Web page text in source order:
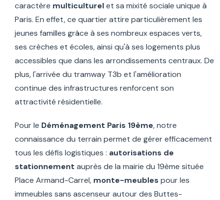
caractère multiculturelet sa mixité sociale unique à
Paris. En effet, ce quartier attire particulièrement les
jeunes familles grâce à ses nombreux espaces verts,
ses crèches et écoles, ainsi qu'à ses logements plus
accessibles que dans les arrondissements centraux. De
plus, l'arrivée du tramway T3b et l'amélioration
continue des infrastructures renforcent son
attractivité résidentielle.
Pour le Déménagement Paris 19ème, notre
connaissance du terrain permet de gérer efficacement
tous les défis logistiques : autorisations de
stationnement auprès de la mairie du 19ème située
Place Armand-Carrel, monte-meubles pour les
immeubles sans ascenseur autour des Buttes-